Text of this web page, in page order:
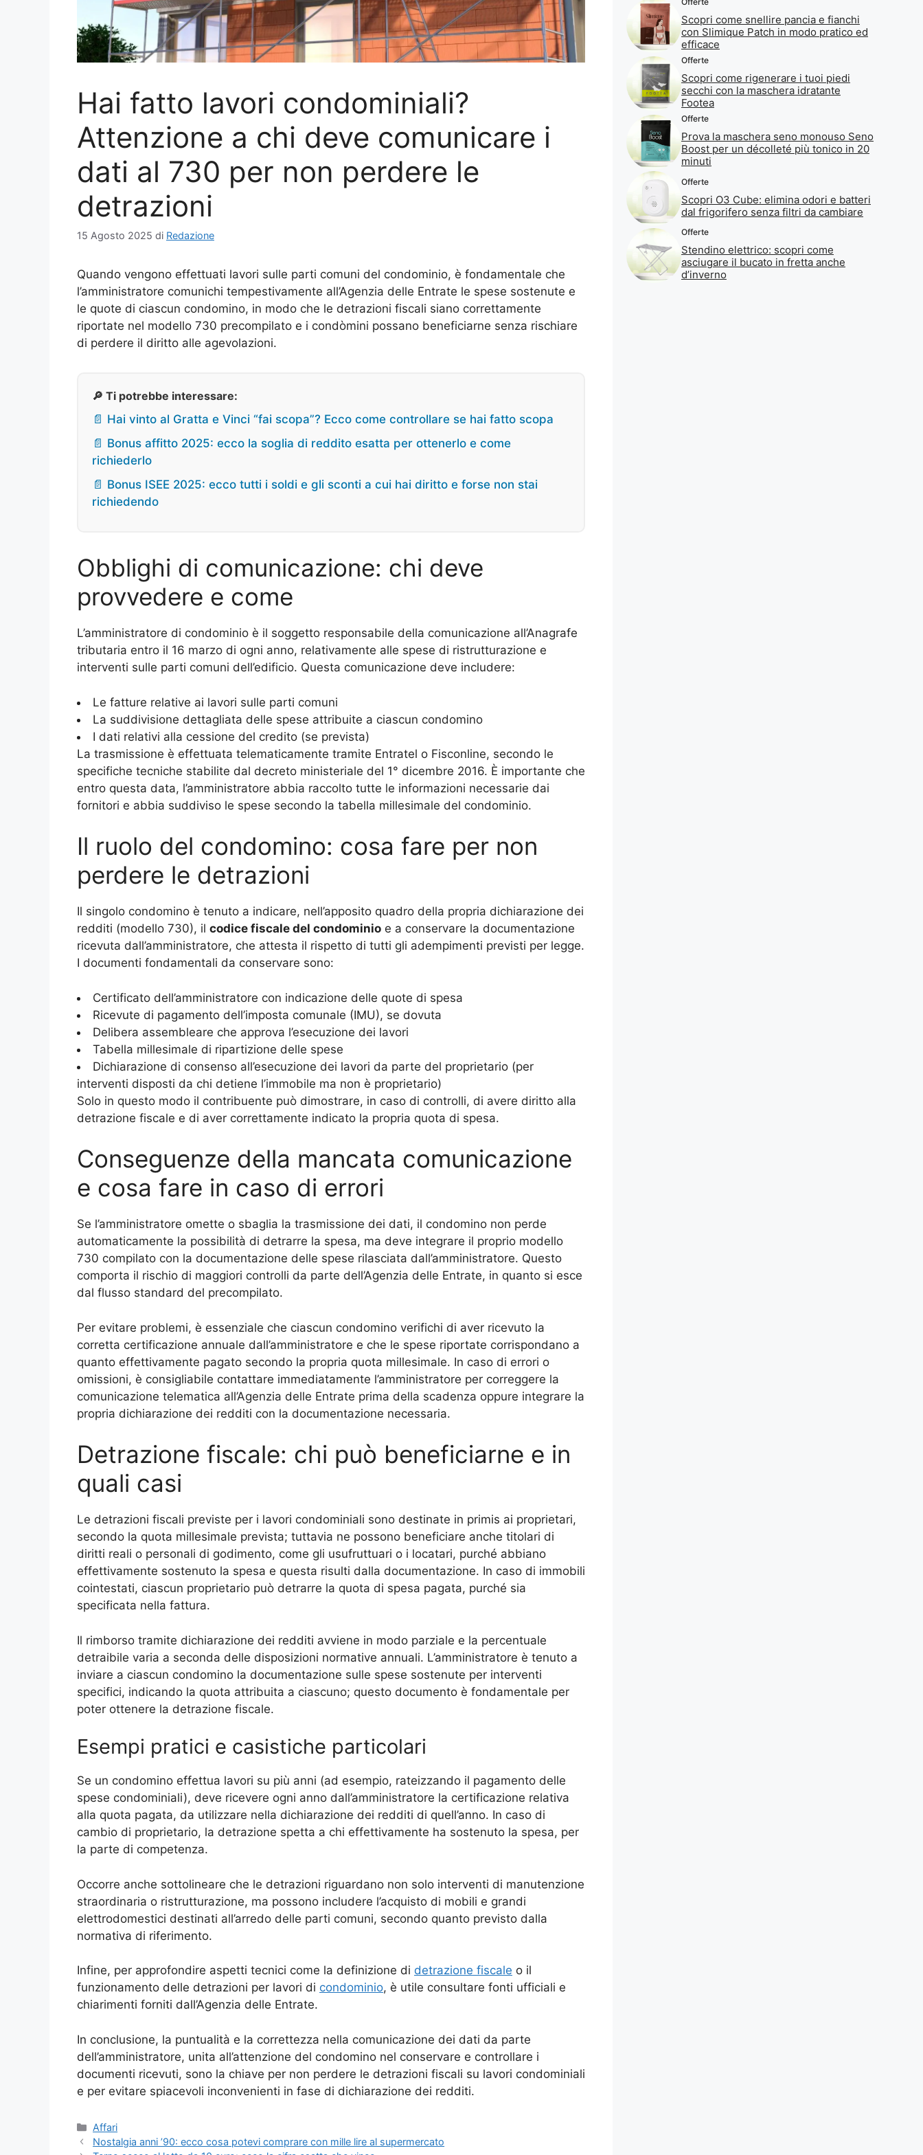
Hai fatto lavori condominiali?
Attenzione a chi deve comunicare i
dati al 730 per non perdere le
detrazioni
15 Agosto 2025 di Redazione
Quando vengono effettuati lavori sulle parti comuni del condominio, è fondamentale che
l’amministratore comunichi tempestivamente all’Agenzia delle Entrate le spese sostenute e
le quote di ciascun condomino, in modo che le detrazioni fiscali siano correttamente
riportate nel modello 730 precompilato e i condòmini possano beneficiarne senza rischiare
di perdere il diritto alle agevolazioni.
🔎 Ti potrebbe interessare:
📄 Hai vinto al Gratta e Vinci “fai scopa”? Ecco come controllare se hai fatto scopa
📄 Bonus affitto 2025: ecco la soglia di reddito esatta per ottenerlo e come
richiederlo
📄 Bonus ISEE 2025: ecco tutti i soldi e gli sconti a cui hai diritto e forse non stai
richiedendo
Obblighi di comunicazione: chi deve
provvedere e come
L’amministratore di condominio è il soggetto responsabile della comunicazione all’Anagrafe
tributaria entro il 16 marzo di ogni anno, relativamente alle spese di ristrutturazione e
interventi sulle parti comuni dell’edificio. Questa comunicazione deve includere:
Le fatture relative ai lavori sulle parti comuni
La suddivisione dettagliata delle spese attribuite a ciascun condomino
I dati relativi alla cessione del credito (se prevista)
La trasmissione è effettuata telematicamente tramite Entratel o Fisconline, secondo le
specifiche tecniche stabilite dal decreto ministeriale del 1° dicembre 2016. È importante che
entro questa data, l’amministratore abbia raccolto tutte le informazioni necessarie dai
fornitori e abbia suddiviso le spese secondo la tabella millesimale del condominio.
Il ruolo del condomino: cosa fare per non
perdere le detrazioni
Il singolo condomino è tenuto a indicare, nell’apposito quadro della propria dichiarazione dei
redditi (modello 730), il codice fiscale del condominio e a conservare la documentazione
ricevuta dall’amministratore, che attesta il rispetto di tutti gli adempimenti previsti per legge.
I documenti fondamentali da conservare sono:
Certificato dell’amministratore con indicazione delle quote di spesa
Ricevute di pagamento dell’imposta comunale (IMU), se dovuta
Delibera assembleare che approva l’esecuzione dei lavori
Tabella millesimale di ripartizione delle spese
Dichiarazione di consenso all’esecuzione dei lavori da parte del proprietario (per
interventi disposti da chi detiene l’immobile ma non è proprietario)
Solo in questo modo il contribuente può dimostrare, in caso di controlli, di avere diritto alla
detrazione fiscale e di aver correttamente indicato la propria quota di spesa.
Conseguenze della mancata comunicazione
e cosa fare in caso di errori
Se l’amministratore omette o sbaglia la trasmissione dei dati, il condomino non perde
automaticamente la possibilità di detrarre la spesa, ma deve integrare il proprio modello
730 compilato con la documentazione delle spese rilasciata dall’amministratore. Questo
comporta il rischio di maggiori controlli da parte dell’Agenzia delle Entrate, in quanto si esce
dal flusso standard del precompilato.
Per evitare problemi, è essenziale che ciascun condomino verifichi di aver ricevuto la
corretta certificazione annuale dall’amministratore e che le spese riportate corrispondano a
quanto effettivamente pagato secondo la propria quota millesimale. In caso di errori o
omissioni, è consigliabile contattare immediatamente l’amministratore per correggere la
comunicazione telematica all’Agenzia delle Entrate prima della scadenza oppure integrare la
propria dichiarazione dei redditi con la documentazione necessaria.
Detrazione fiscale: chi può beneficiarne e in
quali casi
Le detrazioni fiscali previste per i lavori condominiali sono destinate in primis ai proprietari,
secondo la quota millesimale prevista; tuttavia ne possono beneficiare anche titolari di
diritti reali o personali di godimento, come gli usufruttuari o i locatari, purché abbiano
effettivamente sostenuto la spesa e questa risulti dalla documentazione. In caso di immobili
cointestati, ciascun proprietario può detrarre la quota di spesa pagata, purché sia
specificata nella fattura.
Il rimborso tramite dichiarazione dei redditi avviene in modo parziale e la percentuale
detraibile varia a seconda delle disposizioni normative annuali. L’amministratore è tenuto a
inviare a ciascun condomino la documentazione sulle spese sostenute per interventi
specifici, indicando la quota attribuita a ciascuno; questo documento è fondamentale per
poter ottenere la detrazione fiscale.
Esempi pratici e casistiche particolari
Se un condomino effettua lavori su più anni (ad esempio, rateizzando il pagamento delle
spese condominiali), deve ricevere ogni anno dall’amministratore la certificazione relativa
alla quota pagata, da utilizzare nella dichiarazione dei redditi di quell’anno. In caso di
cambio di proprietario, la detrazione spetta a chi effettivamente ha sostenuto la spesa, per
la parte di competenza.
Occorre anche sottolineare che le detrazioni riguardano non solo interventi di manutenzione
straordinaria o ristrutturazione, ma possono includere l’acquisto di mobili e grandi
elettrodomestici destinati all’arredo delle parti comuni, secondo quanto previsto dalla
normativa di riferimento.
Infine, per approfondire aspetti tecnici come la definizione di detrazione fiscale o il
funzionamento delle detrazioni per lavori di condominio, è utile consultare fonti ufficiali e
chiarimenti forniti dall’Agenzia delle Entrate.
In conclusione, la puntualità e la correttezza nella comunicazione dei dati da parte
dell’amministratore, unita all’attenzione del condomino nel conservare e controllare i
documenti ricevuti, sono la chiave per non perdere le detrazioni fiscali su lavori condominiali
e per evitare spiacevoli inconvenienti in fase di dichiarazione dei redditi.
Categorie
Affari
Nostalgia anni ’90: ecco cosa potevi comprare con mille lire al supermercato
Scopri come snellire pancia e fianchi
con Slimique Patch in modo pratico ed
efficace
Offerte
Scopri come rigenerare i tuoi piedi
secchi con la maschera idratante
Footea
Offerte
Prova la maschera seno monouso Seno
Boost per un décolleté più tonico in 20
minuti
Offerte
Scopri O3 Cube: elimina odori e batteri
dal frigorifero senza filtri da cambiare
Offerte
Stendino elettrico: scopri come
asciugare il bucato in fretta anche
d’inverno